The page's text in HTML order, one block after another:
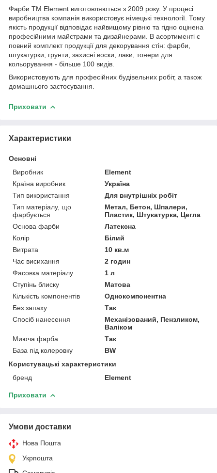
Фарби ТМ Element виготовляються з 2009 року. У процесі
виробництва компанія використовує німецькі технології. Тому
якість продукції відповідає найвищому рівню та гідно оцінена
професійними майстрами та дизайнерами. В асортименті є
повний комплект продукції для декорування стін: фарби,
штукатурки, грунти, захисні воски, лаки, тонери для
кольорування - більше 100 видів.
Використовують для професійних будівельних робіт, а також
домашнього застосування.
Приховати
Характеристики
Основні
Виробник
Element
Країна виробник
Україна
Тип використання
Для внутрішніх робіт
Тип матеріалу, що
фарбується
Метал, Бетон, Шпалери,
Пластик, Штукатурка, Цегла
Основа фарби
Латексна
Колір
Білий
Витрата
10 кв.м
Час висихання
2 годин
Фасовка матеріалу
1 л
Ступінь блиску
Матова
Кількість компонентів
Однокомпонентна
Без запаху
Так
Спосіб нанесення
Механізований, Пензликом,
Валіком
Миюча фарба
Так
База під колеровку
BW
Користувацькі характеристики
бренд
Element
Приховати
Умови доставки
Нова Пошта
Укрпошта